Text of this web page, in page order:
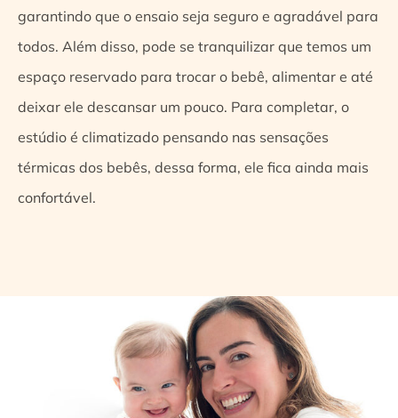
garantindo que o ensaio seja seguro e agradável para
todos. Além disso, pode se tranquilizar que temos um
espaço reservado para trocar o bebê, alimentar e até
deixar ele descansar um pouco. Para completar, o
estúdio é climatizado pensando nas sensações
térmicas dos bebês, dessa forma, ele fica ainda mais
confortável.